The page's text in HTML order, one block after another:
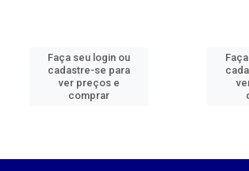
Faça seu login ou
cadastre-se para
ver preços e
comprar